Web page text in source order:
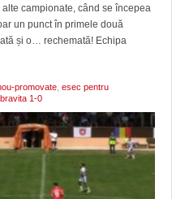
campionate, când se începea
un punct în primele două
și o… rechemată! Echipa
promovate esec pentru
1-0